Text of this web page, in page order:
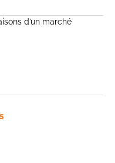
d’un marché